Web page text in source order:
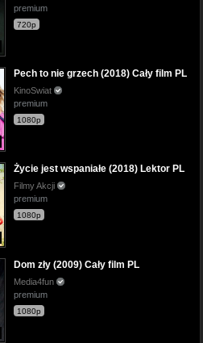
premium
720p
Pech to nie grzech (2018) Cały film PL
KinoSwiat
premium
1080p
Życie jest wspaniałe (2018) Lektor PL
Filmy Akcji
premium
1080p
Dom zły (2009) Cały film PL
Media4fun
premium
1080p